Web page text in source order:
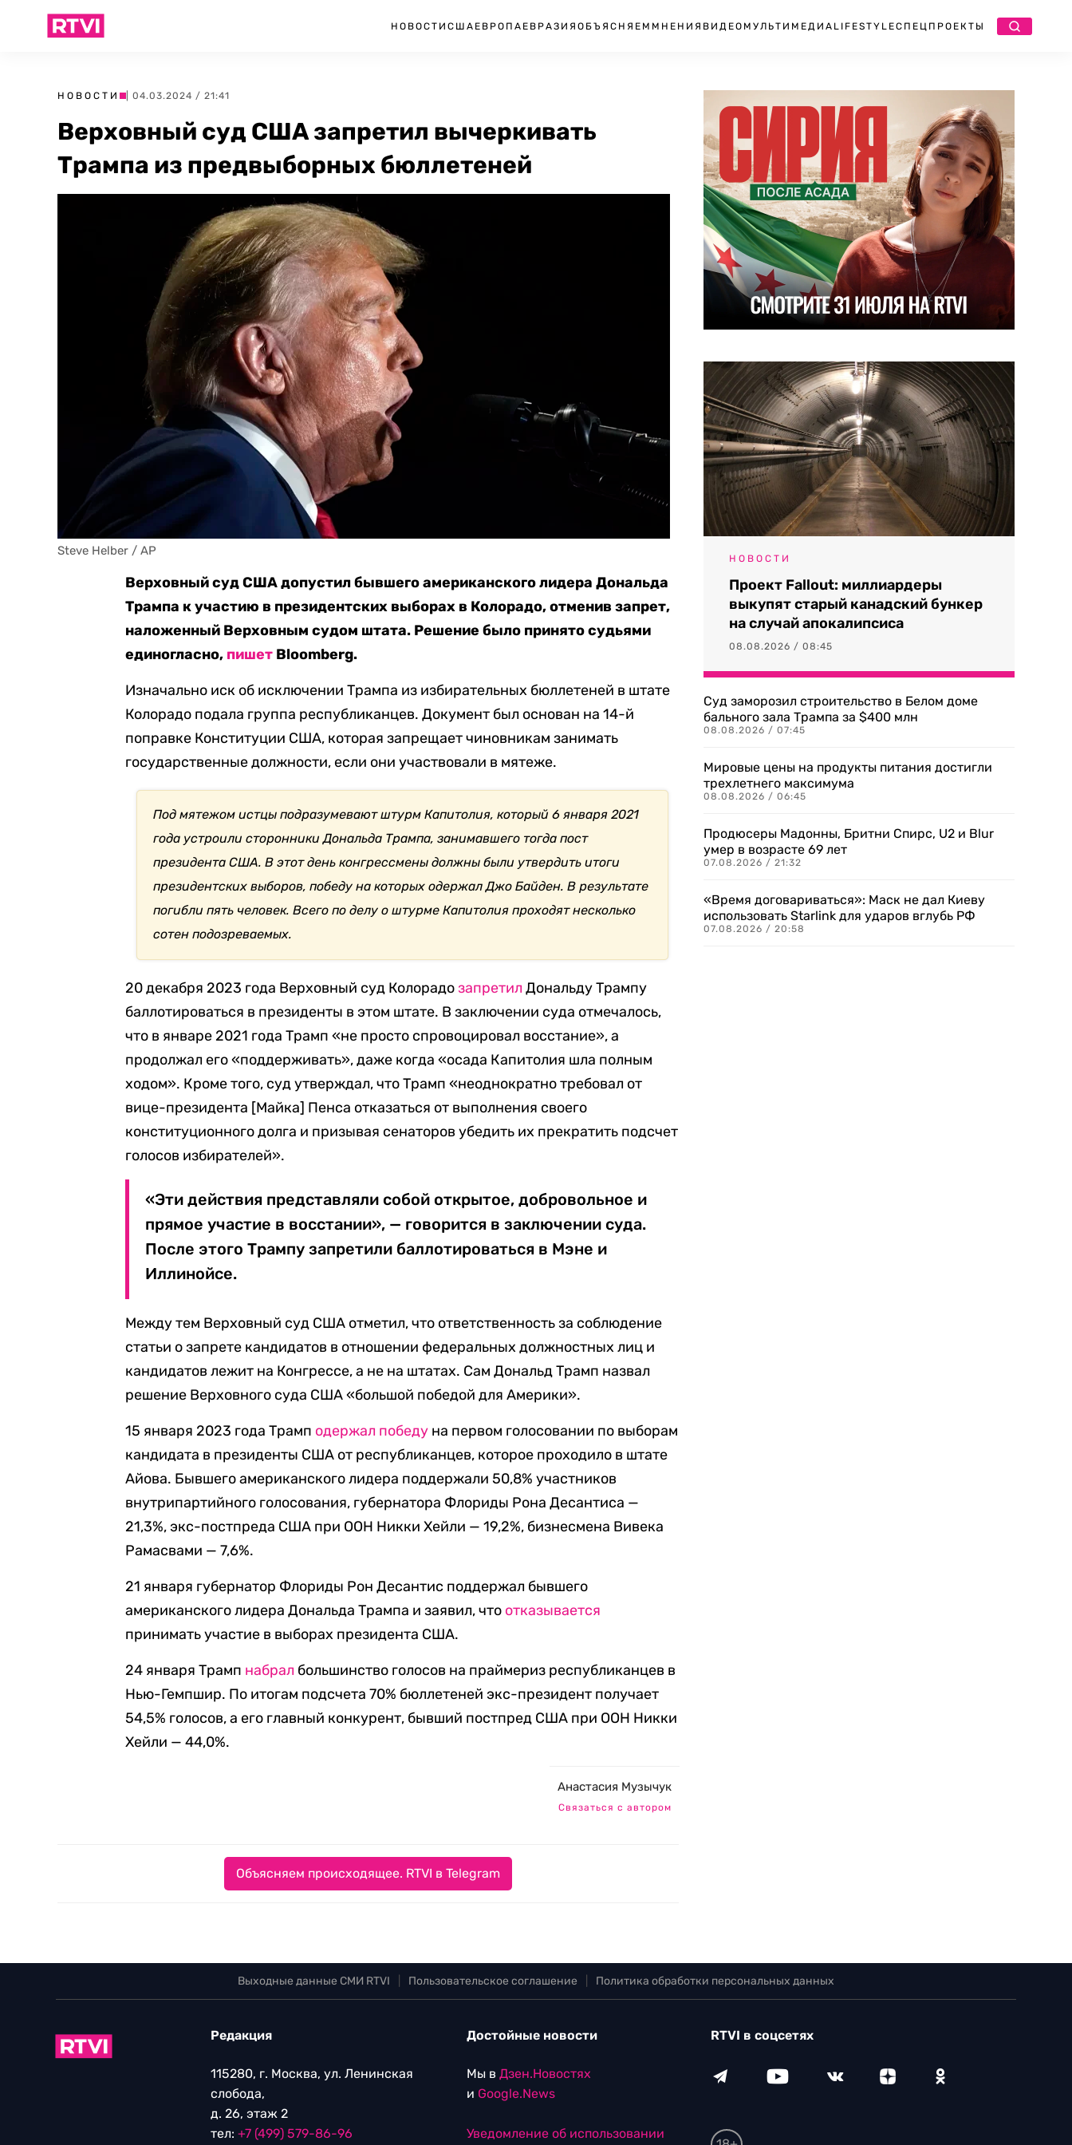
НОВОСТИ США ЕВРОПА ЕВРАЗИЯ ОБЪЯСНЯЕМ МНЕНИЯ ВИДЕО МУЛЬТИМЕДИА LIFESTYLEСПЕЦПРОЕКТЫ
НОВОСТИ | 04.03.2024 / 21:41
Верховный суд США запретил вычеркивать
Трампа из предвыборных бюллетеней
Steve Helber / AP
Верховный суд США допустил бывшего американского лидера Дональда
Трампа к участию в президентских выборах в Колорадо, отменив запрет,
наложенный Верховным судом штата. Решение было принято судьями
единогласно, пишет Bloomberg.
Изначально иск об исключении Трампа из избирательных бюллетеней в штате
Колорадо подала группа республиканцев. Документ был основан на 14-й
поправке Конституции США, которая запрещает чиновникам занимать
государственные должности, если они участвовали в мятеже.
Под мятежом истцы подразумевают штурм Капитолия, который 6 января 2021
года устроили сторонники Дональда Трампа, занимавшего тогда пост
президента США. В этот день конгрессмены должны были утвердить итоги
президентских выборов, победу на которых одержал Джо Байден. В результате
погибли пять человек. Всего по делу о штурме Капитолия проходят несколько
сотен подозреваемых.
20 декабря 2023 года Верховный суд Колорадозапретил Дональду Трампу
баллотироваться в президенты в этом штате. В заключении суда отмечалось,
что в январе 2021 года Трамп «не просто спровоцировал восстание», а
продолжал его «поддерживать», даже когда «осада Капитолия шла полным
ходом». Кроме того, суд утверждал, что Трамп «неоднократно требовал от
вице-президента [Майка] Пенса отказаться от выполнения своего
конституционного долга и призывая сенаторов убедить их прекратить подсчет
голосов избирателей».
«Эти действия представляли собой открытое, добровольное и
прямое участие в восстании», — говорится в заключении суда.
После этого Трампу запретили баллотироваться в Мэне и
Иллинойсе.
Между тем Верховный суд США отметил, что ответственность за соблюдение
статьи о запрете кандидатов в отношении федеральных должностных лиц и
кандидатов лежит на Конгрессе, а не на штатах. Сам Дональд Трамп назвал
решение Верховного суда США «большой победой для Америки».
15 января 2023 года Трамп одержал победу на первом голосовании по выборам
кандидата в президенты США от республиканцев, которое проходило в штате
Айова. Бывшего американского лидера поддержали 50,8% участников
внутрипартийного голосования, губернатора Флориды Рона Десантиса —
21,3%, экс-постпреда США при ООН Никки Хейли — 19,2%, бизнесмена Вивека
Рамасвами — 7,6%.
21 января губернатор Флориды Рон Десантис поддержал бывшего
американского лидера Дональда Трампа и заявил, что отказывается
принимать участие в выборах президента США.
24 января Трамп набрал большинство голосов на праймериз республиканцев в
Нью-Гемпшир. По итогам подсчета 70% бюллетеней экс-президент получает
54,5% голосов, а его главный конкурент, бывший постпред США при ООН Никки
Хейли — 44,0%.
Анастасия Музычук
Связаться с автором
Объясняем происходящее. RTVI в Telegram
НОВОСТИ
Проект Fallout: миллиардеры
выкупят старый канадский бункер
на случай апокалипсиса
08.08.2026 / 08:45
Суд заморозил строительство в Белом доме
бального зала Трампа за $400 млн
08.08.2026 / 07:45
Мировые цены на продукты питания достигли
трехлетнего максимума
08.08.2026 / 06:45
Продюсеры Мадонны, Бритни Спирс, U2 и Blur
умер в возрасте 69 лет
07.08.2026 / 21:32
«Время договариваться»: Маск не дал Киеву
использовать Starlink для ударов вглубь РФ
07.08.2026 / 20:58
Выходные данные СМИ RTVI Пользовательское соглашение Политика обработки персональных данных
Редакция
115280, г. Москва, ул. Ленинская
слобода,
д. 26, этаж 2
тел: +7 (499) 579-86-96
Достойные новости
Мы в Дзен.Новостях
и Google.News
Уведомление об использовании
RTVI в соцсетях